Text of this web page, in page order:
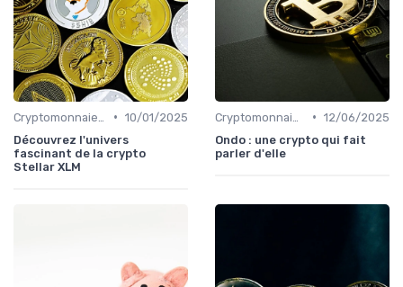
• 10/01/2025
Découvrez l'univers
fascinant de la crypto
Stellar XLM
• 12/06/2025
Ondo : une crypto qui fait
parler d'elle